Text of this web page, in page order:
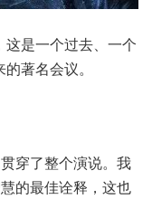
是一个过去、一个
著名会议。
穿了整个演说。我
的最佳诠释，这也